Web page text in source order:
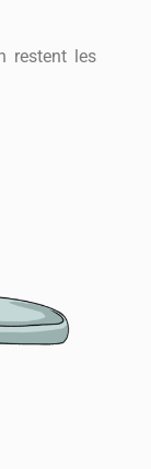
restent les